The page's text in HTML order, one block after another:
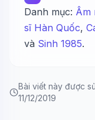
Danh mục: Âm
sĩ Hàn Quốc,
và Sinh 1985.
Bài viết này được
11/12/2019